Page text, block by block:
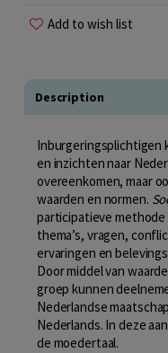
Add to wish list
Description
Inburgeringsplichtigen
en inzichten naar
overeenkomen, maar
waarden en normen.
participatieve
thema’s, vragen,
ervaringen en
Door middel van
groep kunnen
Nederlandse
Nederlands. In deze
de moedertaal.